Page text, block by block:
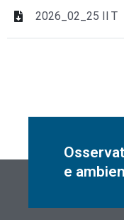
2026_02_25 Il T
e